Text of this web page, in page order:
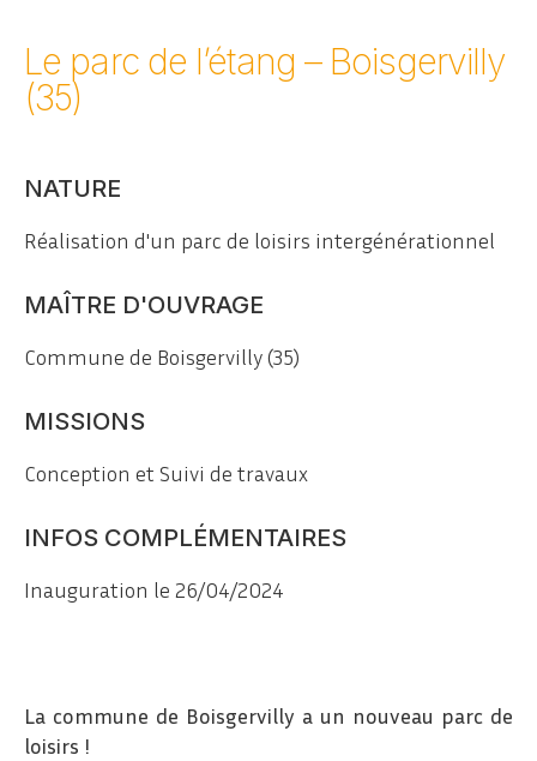
Le parc de l’étang – Boisgervilly
(35)
NATURE
Réalisation d'un parc de loisirs intergénérationnel
MAÎTRE D'OUVRAGE
Commune de Boisgervilly (35)
MISSIONS
Conception et Suivi de travaux
INFOS COMPLÉMENTAIRES
Inauguration le 26/04/2024
La commune de Boisgervilly a un nouveau parc de
loisirs !